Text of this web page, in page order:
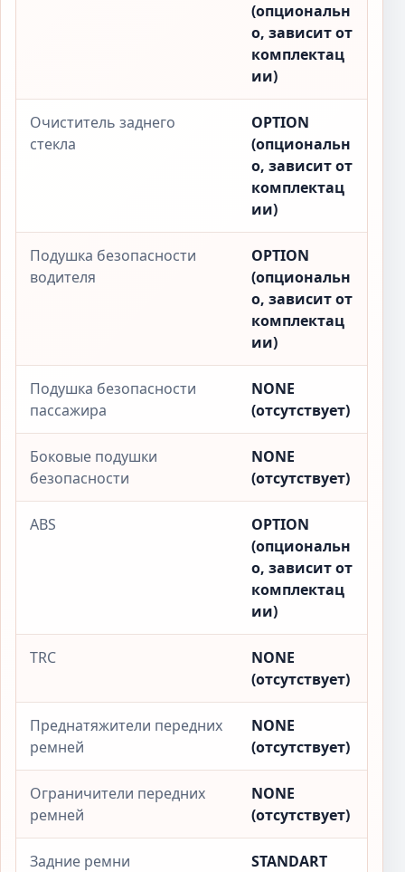
(опциональн
о, зависит от
комплектац
ии)
Очиститель заднего
стекла
OPTION
(опциональн
о, зависит от
комплектац
ии)
Подушка безопасности
водителя
OPTION
(опциональн
о, зависит от
комплектац
ии)
Подушка безопасности
пассажира
NONE
(отсутствует)
Боковые подушки
безопасности
NONE
(отсутствует)
ABS
OPTION
(опциональн
о, зависит от
комплектац
ии)
TRC
NONE
(отсутствует)
Преднатяжители передних
ремней
NONE
(отсутствует)
Ограничители передних
ремней
NONE
(отсутствует)
Задние ремни
STANDART